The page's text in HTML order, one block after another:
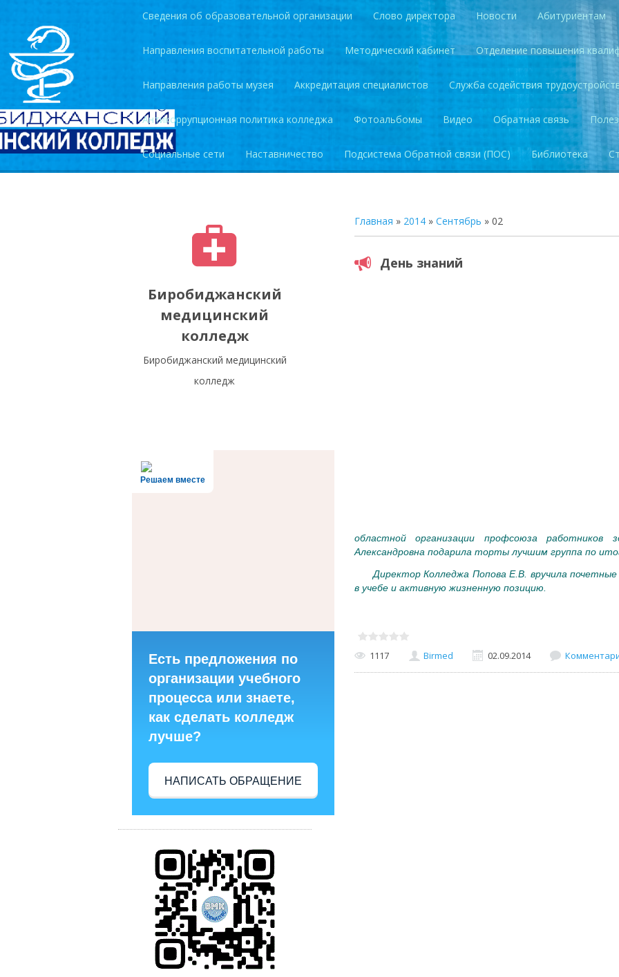
Сведения об образовательной организации Слово директора Новости Абитуриентам
Направления воспитательной работы Методический кабинет Отделение повышения
Направления работы музея Аккредитация специалистов Служба содействия
Антикоррупционная политика колледжа Фотоальбомы Видео Обратная связь
Социальные сети Наставничество Подсистема Обратной связи (ПОС) Библиотека
Биробиджанский
медицинский
колледж
Биробиджанский медицинский
колледж
Главная » 2014 » Сентябрь » 02
День знаний
областной организации профсоюза работников
Александровна подарила торты лучшим группа по
Директор Колледжа Попова Е.В. вручила
в учебе и активную жизненную позицию.
1117 Birmed 02.09.2014
Решаем вместе
Есть предложения по
организации учебного
процесса или знаете,
как сделать колледж
лучше?
НАПИСАТЬ ОБРАЩЕНИЕ